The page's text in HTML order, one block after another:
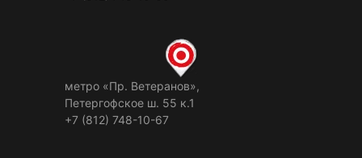
метро «Пр. Ветеранов»,
Петергофское ш. 55 к.1
+7 (812) 748-10-67